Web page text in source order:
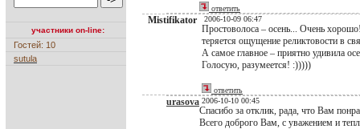
участники on-line:
Гостей: 10
sutula
ответить
Mistifikator 2006-10-09 06:47
Простоволоса – осень... Очень
теряется ощущение реликтовости в
А самое главное – приятно удивила
Голосую, разумеется! :)))))
ответить
urasova 2006-10-10 00:45
Спасибо за отклик, рада, что Вам
Всего доброго Вам, с уважением и